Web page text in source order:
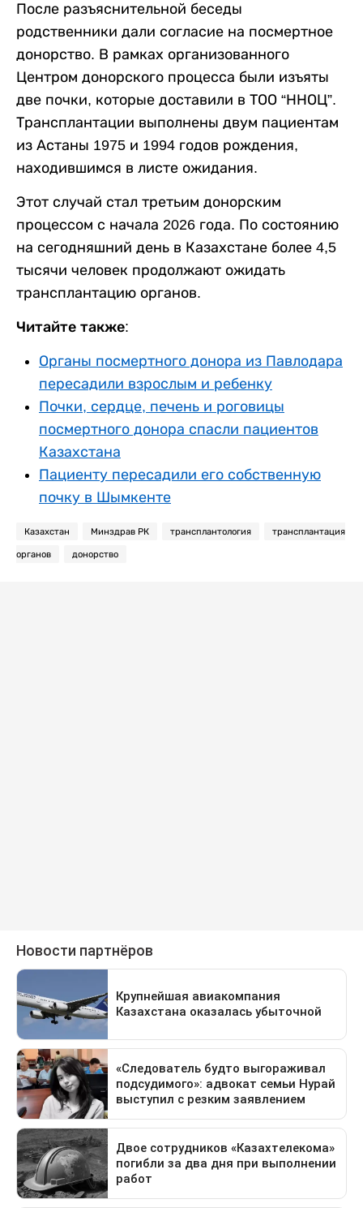
После разъяснительной беседы
родственники дали согласие на посмертное
донорство. В рамках организованного
Центром донорского процесса были изъяты
две почки, которые доставили в ТОО “ННОЦ”.
Трансплантации выполнены двум пациентам
из Астаны 1975 и 1994 годов рождения,
находившимся в листе ожидания.
Этот случай стал третьим донорским
процессом с начала 2026 года. По состоянию
на сегодняшний день в Казахстане более 4,5
тысячи человек продолжают ожидать
трансплантацию органов.
Читайте также:
Органы посмертного донора из Павлодара
пересадили взрослым и ребенку
Почки, сердце, печень и роговицы
посмертного донора спасли пациентов
Казахстана
Пациенту пересадили его собственную
почку в Шымкенте
Казахстан Минздрав РК трансплантология трансплантация
органов донорство